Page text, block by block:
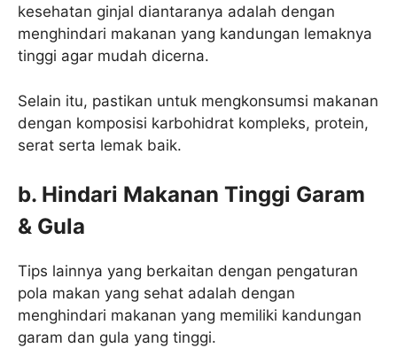
kesehatan ginjal diantaranya adalah dengan
menghindari makanan yang kandungan lemaknya
tinggi agar mudah dicerna.
Selain itu, pastikan untuk mengkonsumsi makanan
dengan komposisi karbohidrat kompleks, protein,
serat serta lemak baik.
b. Hindari Makanan Tinggi Garam
& Gula
Tips lainnya yang berkaitan dengan pengaturan
pola makan yang sehat adalah dengan
menghindari makanan yang memiliki kandungan
garam dan gula yang tinggi.